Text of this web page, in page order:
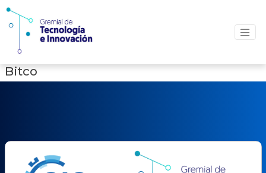
Bitco